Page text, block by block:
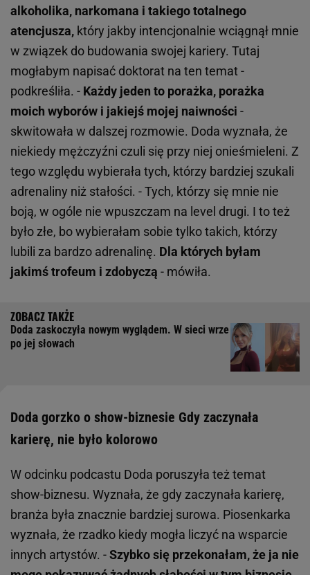
alkoholika, narkomana i takiego totalnego
atencjusza, który jakby intencjonalnie wciągnął mnie
w związek do budowania swojej kariery. Tutaj
mogłabym napisać doktorat na ten temat -
podkreśliła. - Każdy jeden to porażka, porażka
moich wyborów i jakiejś mojej naiwności -
skwitowała w dalszej rozmowie. Doda wyznała, że
niekiedy mężczyźni czuli się przy niej onieśmieleni. Z
tego względu wybierała tych, którzy bardziej szukali
adrenaliny niż stałości. - Tych, którzy się mnie nie
boją, w ogóle nie wpuszczam na level drugi. I to też
było złe, bo wybierałam sobie tylko takich, którzy
lubili za bardzo adrenalinę. Dla których byłam
jakimś trofeum i zdobyczą - mówiła.
Doda zaskoczyła nowym wyglądem. W sieci wrze
po jej słowach
Doda gorzko o show-biznesie Gdy zaczynała
karierę, nie było kolorowo
W odcinku podcastu Doda poruszyła też temat
show-biznesu. Wyznała, że gdy zaczynała karierę,
branża była znacznie bardziej surowa. Piosenkarka
wyznała, że rzadko kiedy mogła liczyć na wsparcie
innych artystów. -Szybko się przekonałam, że ja nie